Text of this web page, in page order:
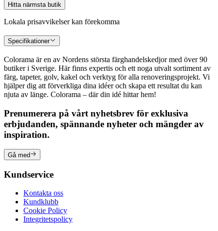
Hitta närmsta butik
Lokala prisavvikelser kan förekomma
Specifikationer
Colorama är en av Nordens största färghandelskedjor med över 90
butiker i Sverige. Här finns expertis och ett noga utvalt sortiment av
färg, tapeter, golv, kakel och verktyg för alla renoveringsprojekt. Vi
hjälper dig att förverkliga dina idéer och skapa ett resultat du kan
njuta av länge. Colorama – där din idé hittar hem!
Prenumerera på vårt nyhetsbrev för exklusiva
erbjudanden, spännande nyheter och mängder av
inspiration.
Gå med
Kundservice
Kontakta oss
Kundklubb
Cookie Policy
Integritetspolicy